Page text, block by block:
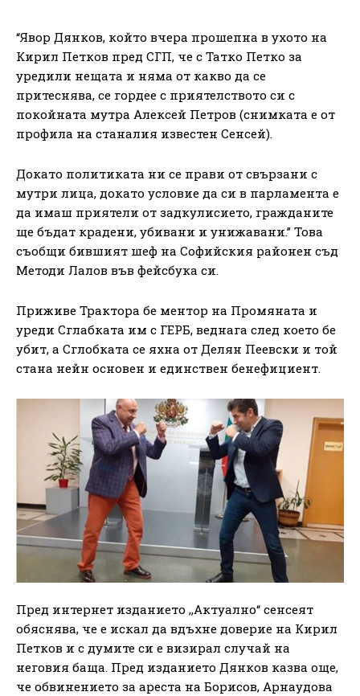
“Явор Дянков, който вчера прошепна в ухото на
Кирил Петков пред СГП, че с Татко Петко за
уредили нещата и няма от какво да се
притеснява, се гордее с приятелството си с
покойната мутра Алексей Петров (снимката е от
профила на станалия известен Сенсей).
Докато политиката ни се прави от свързани с
мутри лица, докато условие да си в парламента е
да имаш приятели от задкулисието, гражданите
ще бъдат крадени, убивани и унижавани.” Това
съобщи бившият шеф на Софийския районен съд
Методи Лалов във фейсбука си.
Приживе Трактора бе ментор на Промяната и
уреди Сглабката им с ГЕРБ, веднага след което бе
убит, а Сглобката се яхна от Делян Пеевски и той
стана нейн основен и единствен бенефициент.
Пред интернет изданието ,,Актуално“ сенсеят
обяснява, че е искал да вдъхне доверие на Кирил
Петков и с думите си е визирал случай на
неговия баща. Пред изданието Дянков казва още,
че обвинението за ареста на Борисов, Арнаудова